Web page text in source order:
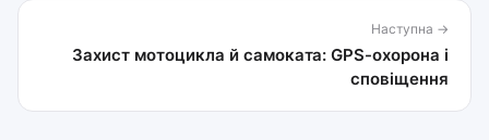
Наступна →
Захист мотоцикла й самоката: GPS-охорона і
сповіщення